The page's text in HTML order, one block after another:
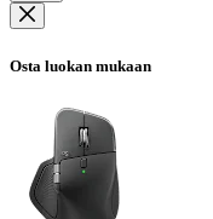
Osta luokan mukaan